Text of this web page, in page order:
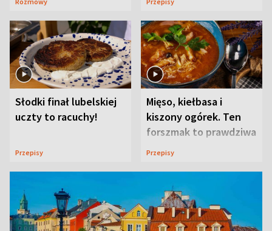
Słodki finał lubelskiej
uczty to racuchy!
Przepisy
Mięso, kiełbasa i
kiszony ogórek. Ten
forszmak to prawdziwa
uczta
Przepisy